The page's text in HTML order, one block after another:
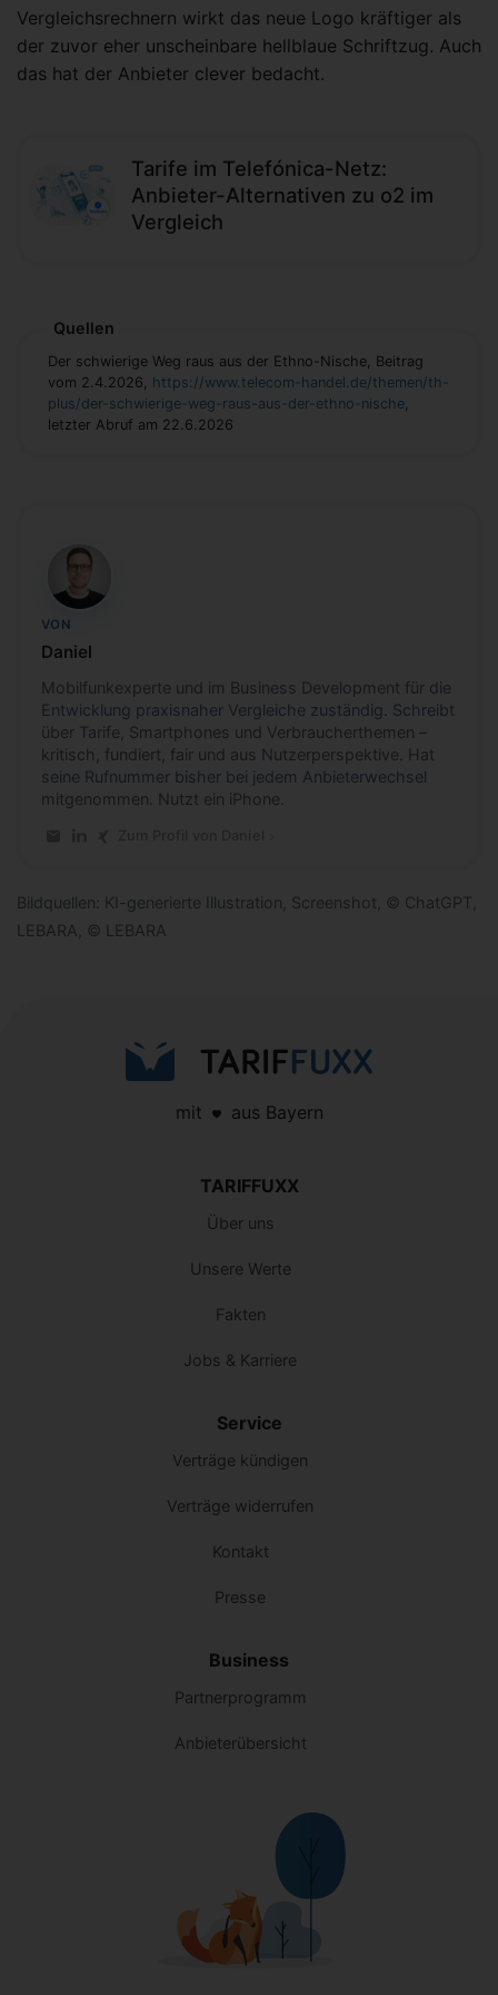
Vergleichsrechnern wirkt das neue Logo kräftiger als
der zuvor eher unscheinbare hellblaue Schriftzug. Auch
das hat der Anbieter clever bedacht.
Tarife im Telefónica-Netz:
Anbieter-Alternativen zu o2 im
Vergleich
Quellen
Der schwierige Weg raus aus der Ethno-Nische, Beitrag
vom 2.4.2026, https://www.telecom-handel.de/themen/th-
plus/der-schwierige-weg-raus-aus-der-ethno-nische
letzter Abruf am 22.6.2026
DH
VON
Daniel
Mobilfunkexperte und im Business Development für die
Entwicklung praxisnaher Vergleiche zuständig. Schreibt
über Tarife, Smartphones und Verbraucherthemen –
kritisch, fundiert, fair und aus Nutzerperspektive. Hat
seine Rufnummer bisher bei jedem Anbieterwechsel
mitgenommen. Nutzt ein iPhone.
Bildquellen: KI-generierte Illustration, Screenshot, © ChatGPT,
LEBARA, © LEBARA
mit aus Bayern
TARIFFUXX
Über uns
Unsere Werte
Fakten
Jobs & Karriere
Service
Verträge kündigen
Verträge widerrufen
Kontakt
Presse
Business
Partnerprogramm
Anbieterübersicht